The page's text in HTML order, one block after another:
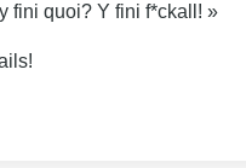
fini quoi? Y fini f*ckall! »